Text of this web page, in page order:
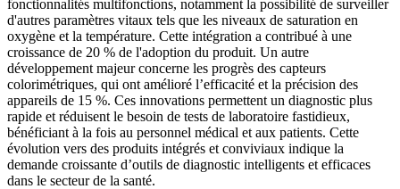
fonctionnalités multifonctions, notamment la possibilité de surveiller
d'autres paramètres vitaux tels que les niveaux de saturation en
oxygène et la température. Cette intégration a contribué à une
croissance de 20 % de l'adoption du produit. Un autre
développement majeur concerne les progrès des capteurs
colorimétriques, qui ont amélioré l’efficacité et la précision des
appareils de 15 %. Ces innovations permettent un diagnostic plus
rapide et réduisent le besoin de tests de laboratoire fastidieux,
bénéficiant à la fois au personnel médical et aux patients. Cette
évolution vers des produits intégrés et conviviaux indique la
demande croissante d’outils de diagnostic intelligents et efficaces
dans le secteur de la santé.